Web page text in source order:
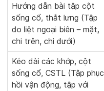
Hướng dẫn bài tập cột
sống cổ, thắt lưng (Tập
do liệt ngoại biên – mặt,
chi trên, chi dưới)
Kéo dài các khớp, cột
sống cổ, CSTL (Tập phục
hồi vận động, tập với